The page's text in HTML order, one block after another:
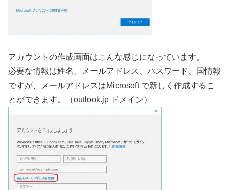
アカウントの作成画面はこんな感じになっています。
必要な情報は姓名、メールアドレス、パスワード、国情報
ですが、メールアドレスはMicrosoft で新しく作成するこ
とができます。（outlook.jp ドメイン）